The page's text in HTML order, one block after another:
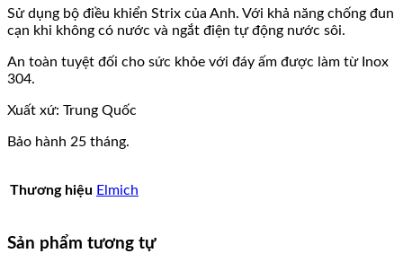
Sử dụng bộ điều khiển Strix của Anh. Với khả năng chống đun
cạn khi không có nước và ngắt điện tự động nước sôi.
An toàn tuyệt đối cho sức khỏe với đáy ấm được làm từ Inox
304.
Xuất xứ: Trung Quốc
Bảo hành 25 tháng.
Thương hiệu Elmich
Sản phẩm tương tự